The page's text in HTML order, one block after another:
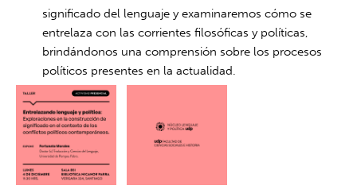
significado del lenguaje y examinaremos cómo se
entrelaza con las corrientes filosóficas y políticas,
brindándonos una comprensión sobre los procesos
políticos presentes en la actualidad.